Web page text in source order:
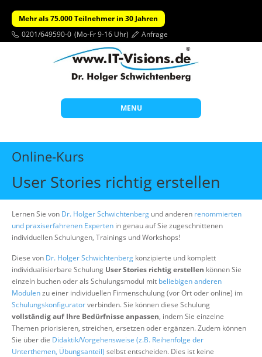
Mehr als 75.000 Teilnehmer in 30 Jahren
0201/649590-0 (Mo-Fr 9-16 Uhr) Anfrage
MENU
Start
Themen
Beratung
Offene Seminare
Über uns
Suche
Online-Kurs
User Stories richtig erstellen
Lernen Sie von Dr. Holger Schwichtenberg und anderen renommierten
und praxiserfahrenen Experten in genau auf Sie zugeschnittenen
individuellen Schulungen, Trainings und Workshops!
Diese von Dr. Holger Schwichtenberg konzipierte und komplett
individualisierbare Schulung User Stories richtig erstellen können Sie
einzeln buchen oder als Schulungsmodul mit beliebigen anderen
Modulenzu einer individuellen Firmenschulung (vor Ort oder online) im
Schulungskonfiguratorverbinden. Sie können diese Schulung
vollständig auf Ihre Bedürfnisse anpassen, indem Sie einzelne
Themen priorisieren, streichen, ersetzen oder ergänzen. Zudem können
Sie über die Didaktik/Vorgehensweise (z.B. Reihenfolge der
Unterthemen, Übungsanteil) selbst entscheiden. Dies ist keine